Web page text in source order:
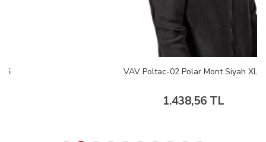
VAV Poltac-02 Polar Mont Siyah XL
1.438,56 TL